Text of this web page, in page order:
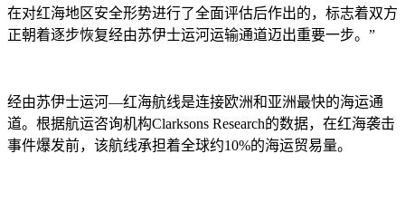
在对红海地区安全形势进行了全面评估后作出的，标志着双方
正朝着逐步恢复经由苏伊士运河运输通道迈出重要一步。”
经由苏伊士运河—红海航线是连接欧洲和亚洲最快的海运通
道。根据航运咨询机构Clarksons Research的数据，在红海袭击
事件爆发前，该航线承担着全球约10%的海运贸易量。